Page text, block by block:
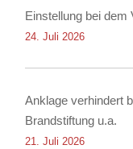
Einstellung bei dem
24. Juli 2026
Anklage verhindert
Brandstiftung u.a.
21. Juli 2026